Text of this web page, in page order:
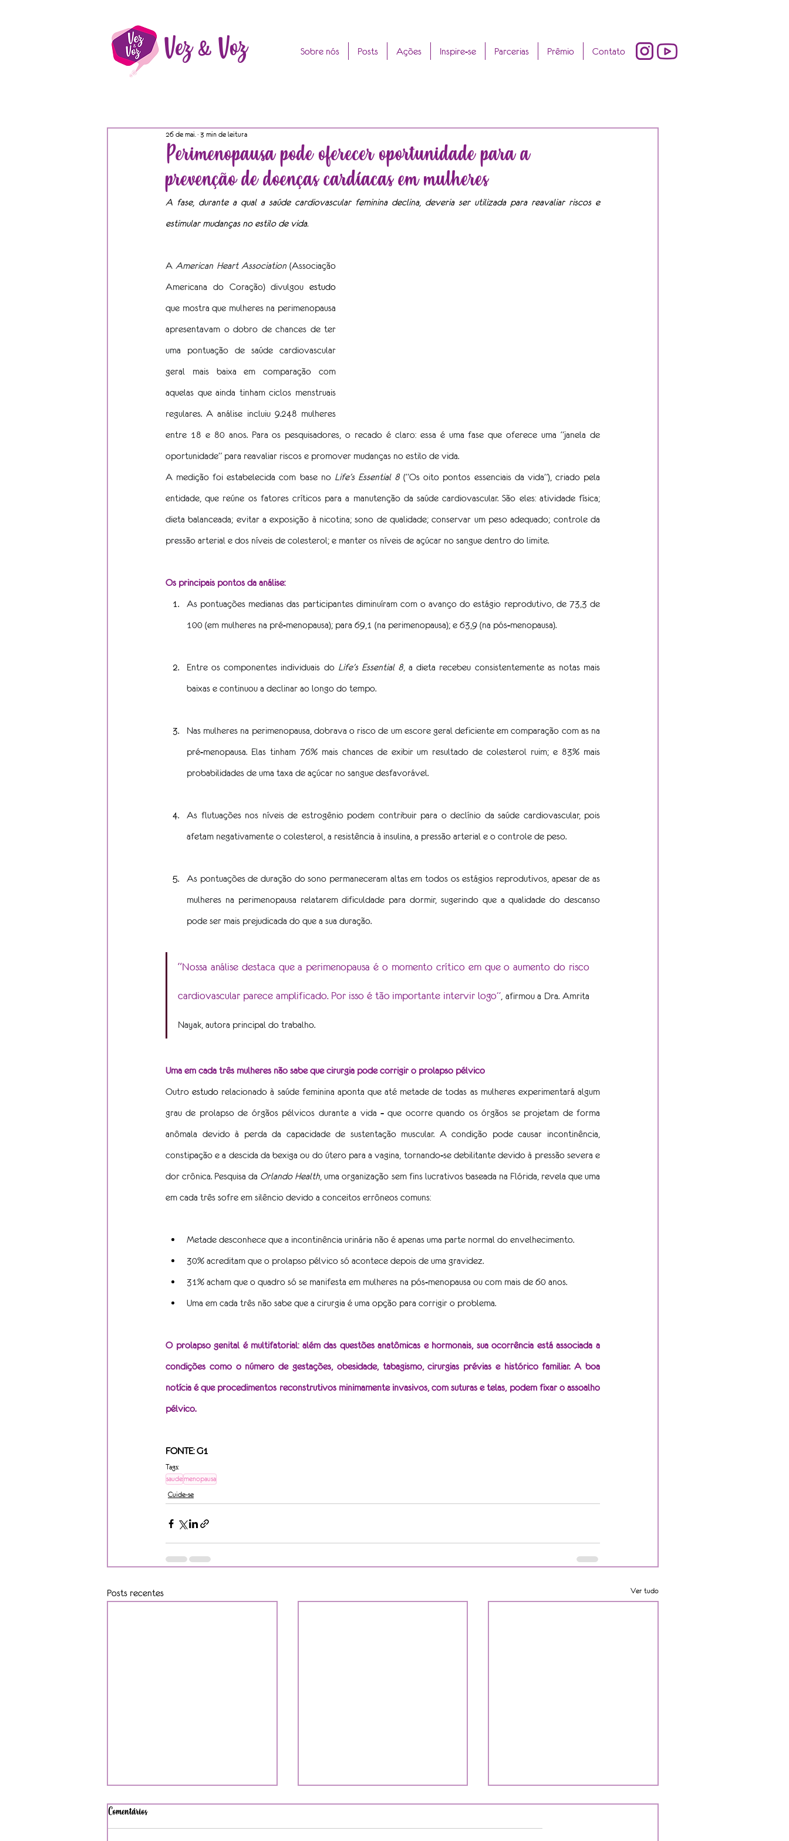
Vez & Voz Sobre nós Posts Ações Inspire-se Parcerias Prêmio Contato
Perimenopausa pode oferecer oportunidade para a
prevenção de doenças cardíacas em mulheres
26 de mai. 3 min de leitura
A fase, durante a qual a saúde cardiovascular feminina declina, deveria ser utilizada para reavaliar riscos e
estimular mudanças no estilo de vida.
A American Heart Association (Associação
Americana do Coração) divulgou estudo
que mostra que mulheres na perimenopausa
apresentavam o dobro de chances de ter
uma pontuação de saúde cardiovascular
geral mais baixa em comparação com
aquelas que ainda tinham ciclos menstruais
regulares. A análise incluiu 9.248 mulheres
entre 18 e 80 anos. Para os pesquisadores, o recado é claro: essa é uma fase que oferece uma “janela de
oportunidade” para reavaliar riscos e promover mudanças no estilo de vida.
A medição foi estabelecida com base no Life’s Essential 8 (“Os oito pontos essenciais da vida”), criado pela
entidade, que reúne os fatores críticos para a manutenção da saúde cardiovascular. São eles: atividade física;
dieta balanceada; evitar a exposição à nicotina; sono de qualidade; conservar um peso adequado; controle da
pressão arterial e dos níveis de colesterol; e manter os níveis de açúcar no sangue dentro do limite.
Os principais pontos da análise:
As pontuações medianas das participantes diminuíram com o avanço do estágio reprodutivo, de 73,3 de
100 (em mulheres na pré-menopausa); para 69,1 (na perimenopausa); e 63,9 (na pós-menopausa).
Entre os componentes individuais do Life’s Essential 8 , a dieta recebeu consistentemente as notas mais
baixas e continuou a declinar ao longo do tempo.
Nas mulheres na perimenopausa, dobrava o risco de um escore geral deficiente em comparação com as na
pré-menopausa. Elas tinham 76% mais chances de exibir um resultado de colesterol ruim; e 83% mais
probabilidades de uma taxa de açúcar no sangue desfavorável.
As flutuações nos níveis de estrogênio podem contribuir para o declínio da saúde cardiovascular, pois
afetam negativamente o colesterol, a resistência à insulina, a pressão arterial e o controle de peso.
As pontuações de duração do sono permaneceram altas em todos os estágios reprodutivos, apesar de as
mulheres na perimenopausa relatarem dificuldade para dormir, sugerindo que a qualidade do descanso
pode ser mais prejudicada do que a sua duração.
“Nossa análise destaca que a perimenopausa é o momento crítico em que o aumento do risco
cardiovascular parece amplificado. Por isso é tão importante intervir logo”, afirmou a Dra. Amrita
Nayak, autora principal do trabalho.
Uma em cada três mulheres não sabe que cirurgia pode corrigir o prolapso pélvico
Outro estudo relacionado à saúde feminina aponta que até metade de todas as mulheres experimentará algum
grau de prolapso de órgãos pélvicos durante a vida – que ocorre quando os órgãos se projetam de forma
anômala devido à perda da capacidade de sustentação muscular. A condição pode causar incontinência,
constipação e a descida da bexiga ou do útero para a vagina, tornando-se debilitante devido à pressão severa e
dor crônica. Pesquisa da Orlando Health , uma organização sem fins lucrativos baseada na Flórida, revela que uma
em cada três sofre em silêncio devido a conceitos errôneos comuns:
Metade desconhece que a incontinência urinária não é apenas uma parte normal do envelhecimento.
30% acreditam que o prolapso pélvico só acontece depois de uma gravidez.
31% acham que o quadro só se manifesta em mulheres na pós-menopausa ou com mais de 60 anos.
Uma em cada três não sabe que a cirurgia é uma opção para corrigir o problema.
O prolapso genital é multifatorial: além das questões anatômicas e hormonais, sua ocorrência está associada a
condições como o número de gestações, obesidade, tabagismo, cirurgias prévias e histórico familiar. A boa
notícia é que procedimentos reconstrutivos minimamente invasivos, com suturas e telas, podem fixar o assoalho
pélvico.
FONTE: G1
Tags:
saude menopausa
Cuide-se
Posts recentes Ver tudo
Comentários